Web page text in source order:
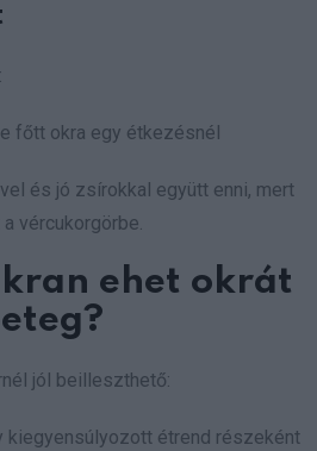
főtt okra egy étkezésnél
és jó zsírokkal együtt enni, mert
vércukorgörbe.
ehet okrát
jól beilleszthető:
kiegyensúlyozott étrend részeként